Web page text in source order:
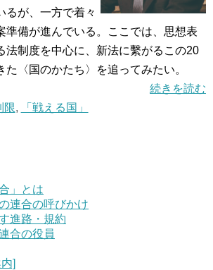
るが、一方で着々
準備が進んでいる。ここでは、思想表
法制度を中心に、新法に繫がるこの20
た〈国のかたち〉を追ってみたい。
続きを読む
限, 「戦える国」
」とは
連合の呼びかけ
進路・規約
合の役員
]